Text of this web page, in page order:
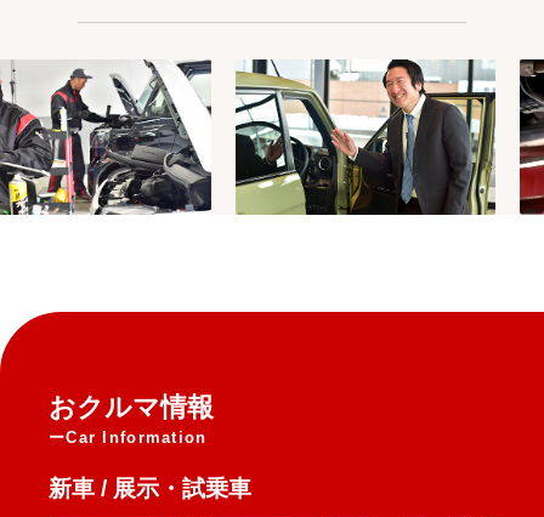
おクルマ情報
Car Information
新車 / 展示・試乗車